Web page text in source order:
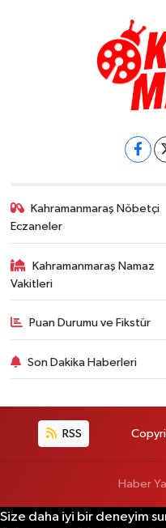
Kahramanmaraş Nöbetçi
Eczaneler
Kahramanmaraş Namaz
Vakitleri
Puan Durumu ve Fikstür
Son Dakika Haberleri
RSS
Haber
Size daha iyi bir deneyim